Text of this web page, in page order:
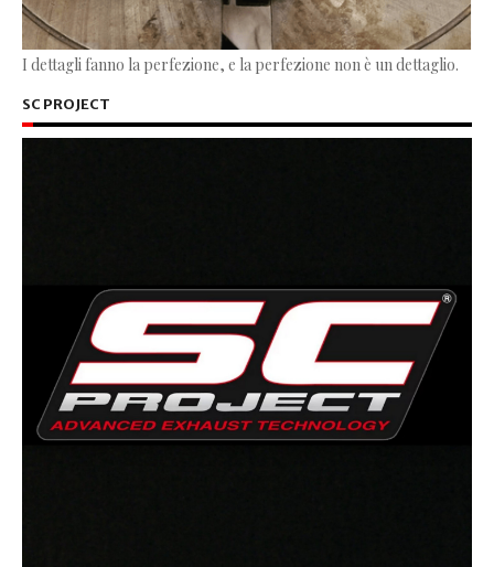
I dettagli fanno la perfezione, e la perfezione non è un dettaglio.
SC PROJECT